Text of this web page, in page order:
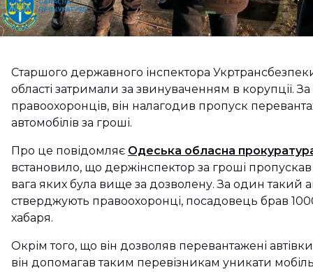
Старшого державного інспектора
області затримали за звинуваченням в корупції.
правоохоронців, він налагодив пропуск
автомобілів за гроші.
Про це повідомляє Одеська обласна
встановило, що держінспектор за гроші пропускав
вага яких була вище за дозволену. За один такий
стверджують правоохоронці, посадовець брав
хабаря.
Окрім того, що він дозволяв перевантажені
він допомагав таким перевізникам уникати